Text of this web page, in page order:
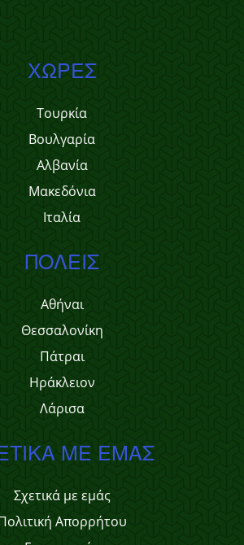
ΧΏΡΕΣ
Τουρκία
Βουλγαρία
Αλβανία
Μακεδόνια
Ιταλία
ΠΌΛΕΙΣ
Αθήναι
Θεσσαλονίκη
Πάτραι
Ηράκλειον
Λάρισα
ΜΕ ΕΜΆΣ
Σχετικά με εμάς
Απορρήτου